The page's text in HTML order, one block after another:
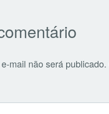
mail não será publicado.